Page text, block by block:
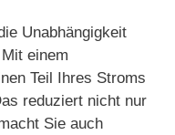
Unabhängigkeit
einem
Teil Ihres Stroms
reduziert nicht nur
Sie auch